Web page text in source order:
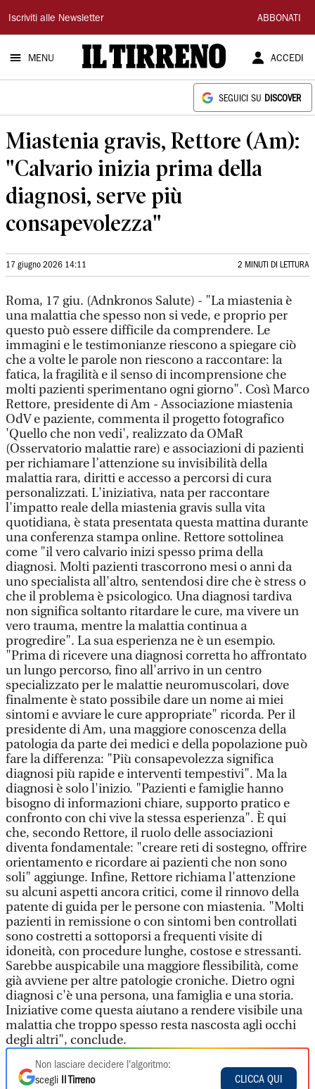
Il
Tirreno
Iscriviti alle Newsletter ABBONATI
MENU ACCEDI
SEGUICI SU DISCOVER
Miastenia gravis, Rettore (Am):
"Calvario inizia prima della
diagnosi, serve più
consapevolezza"
17 giugno 2026 14:11 2 MINUTI DI LETTURA
Roma, 17 giu. (Adnkronos Salute) - "La miastenia è
una malattia che spesso non si vede, e proprio per
questo può essere difficile da comprendere. Le
immagini e le testimonianze riescono a spiegare ciò
che a volte le parole non riescono a raccontare: la
fatica, la fragilità e il senso di incomprensione che
molti pazienti sperimentano ogni giorno". Così Marco
Rettore, presidente di Am - Associazione miastenia
OdV e paziente, commenta il progetto fotografico
'Quello che non vedi', realizzato da OMaR
(Osservatorio malattie rare) e associazioni di pazienti
per richiamare l’attenzione su invisibilità della
malattia rara, diritti e accesso a percorsi di cura
personalizzati. L'iniziativa, nata per raccontare
l'impatto reale della miastenia gravis sulla vita
quotidiana, è stata presentata questa mattina durante
una conferenza stampa online. Rettore sottolinea
come "il vero calvario inizi spesso prima della
diagnosi. Molti pazienti trascorrono mesi o anni da
uno specialista all'altro, sentendosi dire che è stress o
che il problema è psicologico. Una diagnosi tardiva
non significa soltanto ritardare le cure, ma vivere un
vero trauma, mentre la malattia continua a
progredire". La sua esperienza ne è un esempio.
"Prima di ricevere una diagnosi corretta ho affrontato
un lungo percorso, fino all'arrivo in un centro
specializzato per le malattie neuromuscolari, dove
finalmente è stato possibile dare un nome ai miei
sintomi e avviare le cure appropriate" ricorda. Per il
presidente di Am, una maggiore conoscenza della
patologia da parte dei medici e della popolazione può
fare la differenza: "Più consapevolezza significa
diagnosi più rapide e interventi tempestivi". Ma la
diagnosi è solo l'inizio. "Pazienti e famiglie hanno
bisogno di informazioni chiare, supporto pratico e
confronto con chi vive la stessa esperienza". È qui
che, secondo Rettore, il ruolo delle associazioni
diventa fondamentale: "creare reti di sostegno, offrire
orientamento e ricordare ai pazienti che non sono
soli" aggiunge. Infine, Rettore richiama l'attenzione
su alcuni aspetti ancora critici, come il rinnovo della
patente di guida per le persone con miastenia. "Molti
pazienti in remissione o con sintomi ben controllati
sono costretti a sottoporsi a frequenti visite di
idoneità, con procedure lunghe, costose e stressanti.
Sarebbe auspicabile una maggiore flessibilità, come
già avviene per altre patologie croniche. Dietro ogni
diagnosi c'è una persona, una famiglia e una storia.
Iniziative come questa aiutano a rendere visibile una
malattia che troppo spesso resta nascosta agli occhi
degli altri", conclude.
Non lasciare decidere l'algoritmo:
scegli
Il Tirreno
CLICCA QUI